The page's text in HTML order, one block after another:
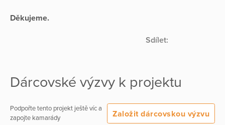
Děkujeme.
Sdílet:
Dárcovské výzvy k projektu
Podpořte tento projekt ještě víc a
zapojte kamarády
Založit dárcovskou výzvu